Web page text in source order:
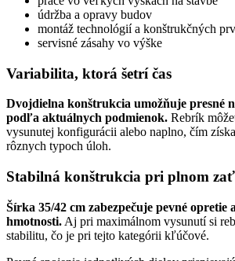
údržba a opravy budov
montáž technológií a konštrukčných
servisné zásahy vo výške
Variabilita, ktorá šetrí čas
Dvojdielna konštrukcia umožňuje presné
podľa aktuálnych podmienok. Rebrík
vysunutej konfigurácii alebo naplno, čím
rôznych typoch úloh.
Stabilná konštrukcia pri plnom
Šírka 35/42 cm zabezpečuje pevné opretie
hmotnosti. Aj pri maximálnom vysunutí si
stabilitu, čo je pri tejto kategórii kľúčové.